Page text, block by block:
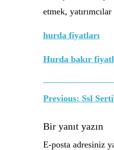
etmek,
hurda fiyatları
Hurda bakır
Yazı
Previous: Ssl
Bir yanıt yazın
E-posta adresiniz